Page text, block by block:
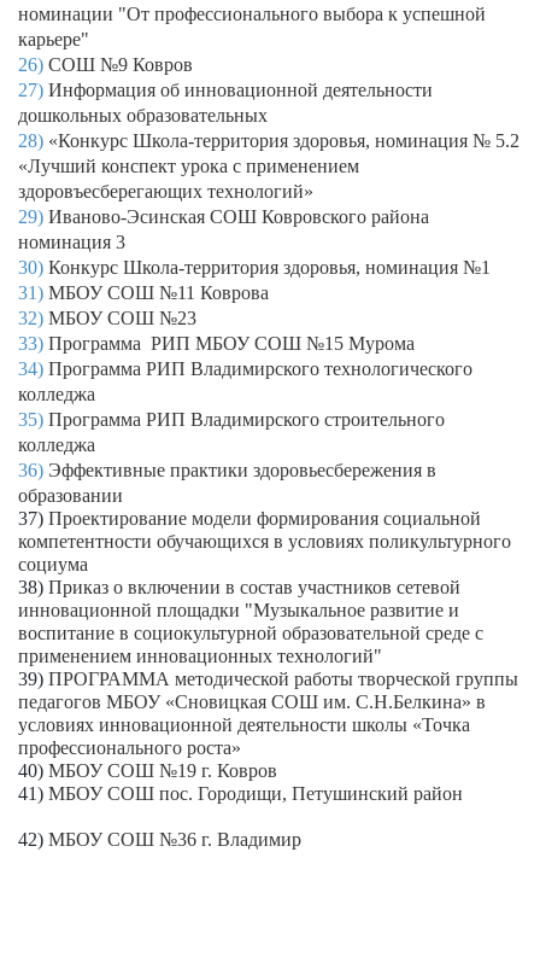
номинации "От профессионального выбора к успешной
карьере"
26) СОШ №9 Ковров
27) Информация об инновационной деятельности
дошкольных образовательных
28) «Конкурс Школа-территория здоровья, номинация № 5.2
«Лучший конспект урока с применением
здоровъесберегающих технологий»
29) Иваново-Эсинская СОШ Ковровского района
номинация 3
30) Конкурс Школа-территория здоровья, номинация №1
31) МБОУ СОШ №11 Коврова
32) МБОУ СОШ №23
33) Программа РИП МБОУ СОШ №15 Мурома
34) Программа РИП Владимирского технологического
колледжа
35) Программа РИП Владимирского строительного
колледжа
36) Эффективные практики здоровьесбережения в
образовании
37) Проектирование модели формирования социальной
компетентности обучающихся в условиях поликультурного
социума
38) Приказ о включении в состав участников сетевой
инновационной площадки "Музыкальное развитие и
воспитание в социокультурной образовательной среде с
применением инновационных технологий"
39) ПРОГРАММА методической работы творческой группы
педагогов МБОУ «Сновицкая СОШ им. С.Н.Белкина» в
условиях инновационной деятельности школы «Точка
профессионального роста»
40) МБОУ СОШ №19 г. Ковров
41) МБОУ СОШ пос. Городищи, Петушинский район
42) МБОУ СОШ №36 г. Владимир